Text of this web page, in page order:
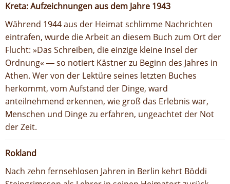
Kreta: Aufzeichnungen aus dem Jahre 1943
Während 1944 aus der Heimat schlimme Nachrichten
eintrafen, wurde die Arbeit an diesem Buch zum Ort der
Flucht: »Das Schreiben, die einzige kleine Insel der
Ordnung« ― so notiert Kästner zu Beginn des Jahres in
Athen. Wer von der Lektüre seines letzten Buches
herkommt, vom Aufstand der Dinge, ward
anteilnehmend erkennen, wie groß das Erlebnis war,
Menschen und Dinge zu erfahren, ungeachtet der Not
der Zeit.
Rokland
Nach zehn fernsehlosen Jahren in Berlin kehrt Böddi